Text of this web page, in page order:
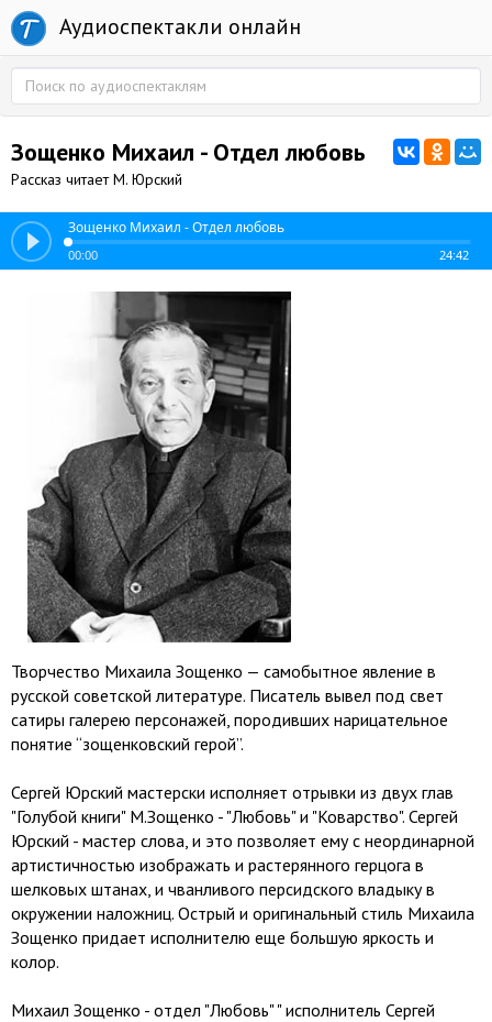
Аудиоспектакли онлайн
Зощенко Михаил - Отдел любовь
Рассказ читает М. Юрский
Зощенко Михаил - Отдел любовь
00:00 24:42
Творчество Михаила Зощенко — самобытное явление в
русской советской литературе. Писатель вывел под свет
сатиры галерею персонажей, породивших нарицательное
понятие “зощенковский герой”.
Сергей Юрский мастерски исполняет отрывки из двух глав
"Голубой книги" М.Зощенко - "Любовь" и "Коварство". Сергей
Юрский - мастер слова, и это позволяет ему с неординарной
артистичностью изображать и растерянного герцога в
шелковых штанах, и чванливого персидского владыку в
окружении наложниц. Острый и оригинальный стиль Михаила
Зощенко придает исполнителю еще большую яркость и
колор.
Михаил Зощенко - отдел "Любовь" " исполнитель Сергей